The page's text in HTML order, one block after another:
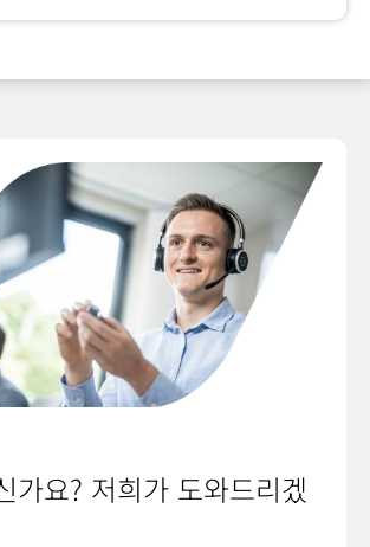
가요? 저희가 도와드리겠